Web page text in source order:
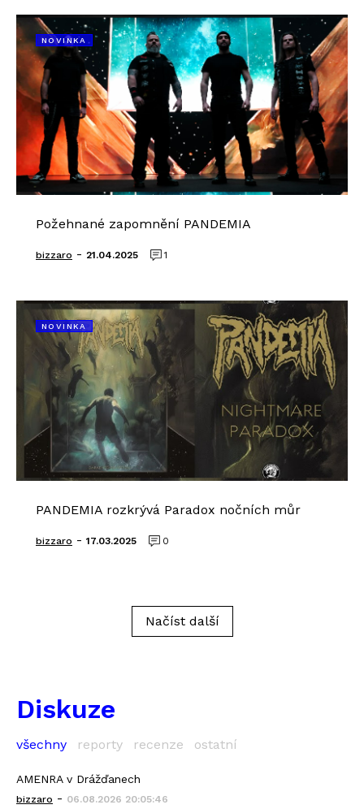
NOVINKA
Požehnané zapomnění PANDEMIA
bizzaro - 21.04.2025 1
NOVINKA
PANDEMIA rozkrývá Paradox nočních můr
bizzaro - 17.03.2025 0
Načíst další
Diskuze
všechny reporty recenze ostatní
AMENRA v Drážďanech
bizzaro - 06.08.2026 20:05:46